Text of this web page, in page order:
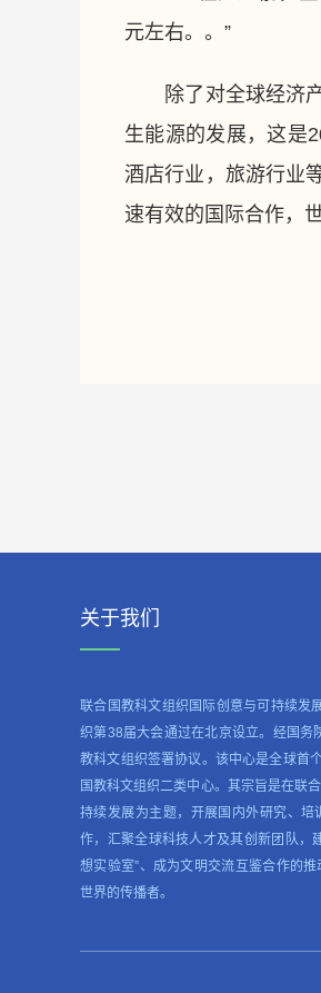
元左右。。”
除了对全球经济产
生能源的发展，这是
酒店行业，旅游行业
速有效的国际合作，
关于我们
联合国教科文组织国际创意与可持续发
织第38届大会通过在北京设立。经国务
教科文组织签署协议。该中心是全球首
国教科文组织二类中心。其宗旨是在联
持续发展为主题，开展国内外研究、
作，汇聚全球科技人才及其创新团队，
想实验室”、成为文明交流互鉴合作的
世界的传播者。